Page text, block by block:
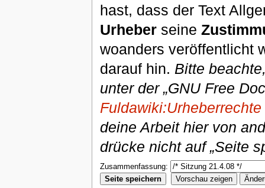
hast, dass der Text
Urheberseine
woanders veröffentlicht
darauf hin. Bitte
unter der „GNU Free
Fuldawiki:Urheberrechte
deine Arbeit hier von
drücke nicht auf „Seite
Zusammenfassung: